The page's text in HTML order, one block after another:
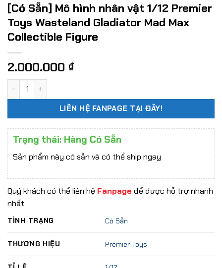
[Có Sẵn] Mô hình nhân vật 1/12 Premier
Toys Wasteland Gladiator Mad Max
Collectible Figure
2.000.000 ₫
LIÊN HỆ FANPAGE TẠI ĐÂY!
Trạng thái: Hàng Có Sẵn
Sản phẩm này có sẵn và có thể ship ngay
Quý khách có thể liên hệ Fanpage để được hỗ trợ nhanh
nhất
TÌNH TRẠNG Có Sẵn
THƯƠNG HIỆU Premier Toys